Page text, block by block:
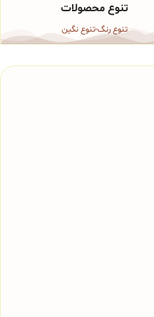
تنوع محصولات
تنوع رنگ-تنوع نگین